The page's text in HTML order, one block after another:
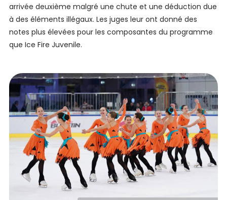
arrivée deuxième malgré une chute et une déduction due
à des éléments illégaux. Les juges leur ont donné des
notes plus élevées pour les composantes du programme
que Ice Fire Juvenile.